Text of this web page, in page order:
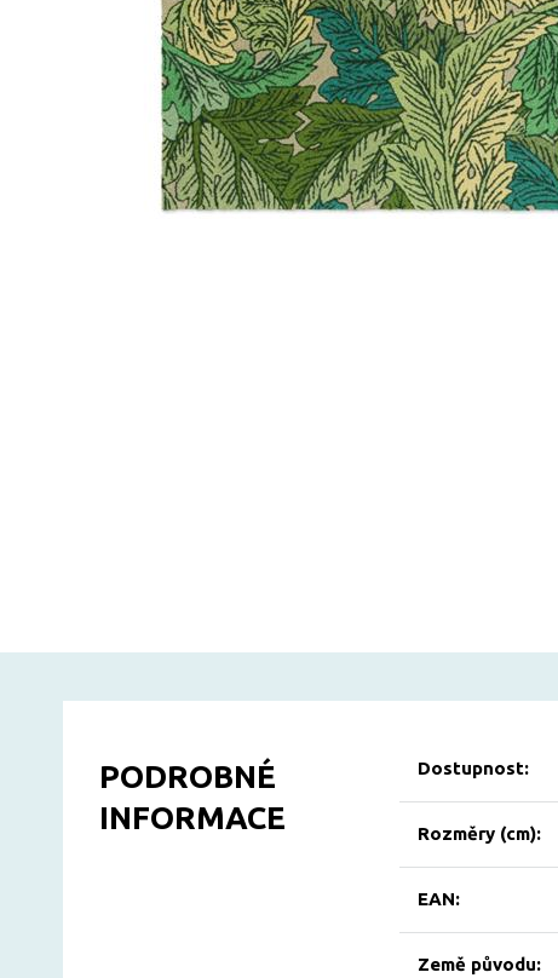
PODROBNÉ
INFORMACE
Dostupnost:
Rozměry (cm):
EAN:
Země původu: